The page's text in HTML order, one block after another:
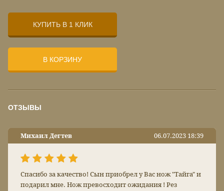
КУПИТЬ В 1 КЛИК
В КОРЗИНУ
ОТЗЫВЫ
Михаил Дегтев 06.07.2023 18:39
Спасибо за качество! Сын приобрел у Вас нож "Тайга" и
подарил мне. Нож превосходит ожидания ! Рез